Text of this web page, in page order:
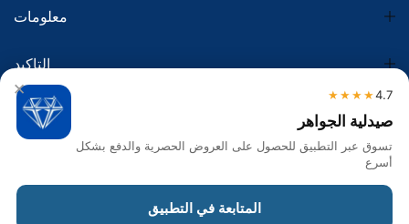
معلومات
التاكيد
الضريبة
تواصل معنا
× 4.7
★★★★
صيدلية الجواهر
تسوق عبر التطبيق للحصول على العروض الحصرية والدفع بشكل
أسرع
المتابعة في التطبيق